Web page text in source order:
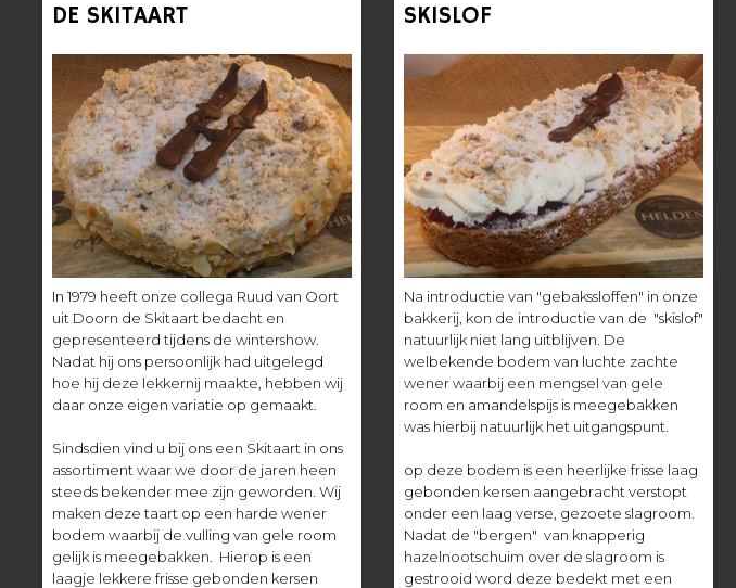
DE SKITAART
In 1979 heeft onze collega Ruud van Oort
uit Doorn de Skitaart bedacht en
gepresenteerd tijdens de wintershow.
Nadat hij ons persoonlijk had uitgelegd
hoe hij deze lekkernij maakte, hebben wij
daar onze eigen variatie op gemaakt.
Sindsdien vind u bij ons een Skitaart in ons
assortiment waar we door de jaren heen
steeds bekender mee zijn geworden. Wij
maken deze taart op een harde wener
bodem waarbij de vulling van gele room
gelijk is meegebakken. Hierop is een
laagje lekkere frisse gebonden kersen
SKISLOF
Na introductie van "gebakssloffen" in onze
bakkerij, kon de introductie van de "skislof"
natuurlijk niet lang uitblijven. De
welbekende bodem van luchte zachte
wener waarbij een mengsel van gele
room en amandelspijs is meegebakken
was hierbij natuurlijk het uitgangspunt.
op deze bodem is een heerlijke frisse laag
gebonden kersen aangebracht verstopt
onder een laag verse, gezoete slagroom.
Nadat de "bergen" van knapperig
hazelnootschuim over de slagroom is
gestrooid word deze bedekt met een